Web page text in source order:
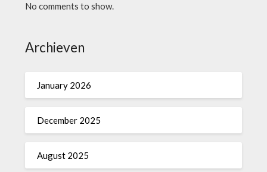
No comments to show.
Archieven
January 2026
December 2025
August 2025